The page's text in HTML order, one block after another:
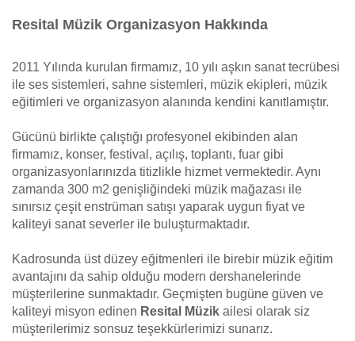
Resital Müzik Organizasyon Hakkında
2011 Yılında kurulan firmamız, 10 yılı aşkın sanat tecrübesi
ile ses sistemleri, sahne sistemleri, müzik ekipleri, müzik
eğitimleri ve organizasyon alanında kendini kanıtlamıştır.
Gücünü birlikte çalıştığı profesyonel ekibinden alan
firmamız, konser, festival, açılış, toplantı, fuar gibi
organizasyonlarınızda titizlikle hizmet vermektedir. Aynı
zamanda 300 m2 genişliğindeki müzik mağazası ile
sınırsız çeşit enstrüman satışı yaparak uygun fiyat ve
kaliteyi sanat severler ile buluşturmaktadır.
Kadrosunda üst düzey eğitmenleri ile birebir müzik eğitim
avantajını da sahip olduğu modern dershanelerinde
müşterilerine sunmaktadır. Geçmişten bugüne güven ve
kaliteyi misyon edinen Resital Müzik ailesi olarak siz
müşterilerimiz sonsuz teşekkürlerimizi sunarız.